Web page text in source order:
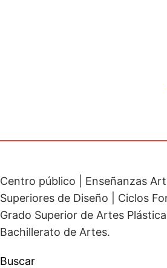
Centro público | Enseñanzas
Superiores de Diseño | Ciclos
Grado Superior de Artes
Bachillerato de Artes.
Buscar